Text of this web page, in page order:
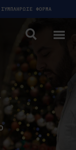
ΣΥΜΠΛΗΡΩΣΕ ΦΟΡΜΑ